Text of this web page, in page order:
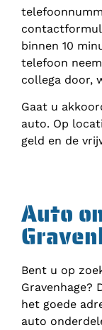
binnen 10
telefoon
collega door,
Gaat u
auto. Op
geld en de
Auto
Bent u op
Gravenhage?
het goede
auto